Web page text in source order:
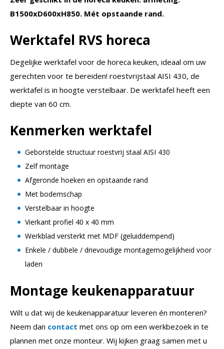
B1500xD600xH850. Mét opstaande rand.
Werktafel RVS horeca
Degelijke werktafel voor de horeca keuken, ideaal om uw
gerechten voor te bereiden! roestvrijstaal AISI 430, de
werktafel is in hoogte verstelbaar. De werktafel heeft een
diepte van 60 cm.
Kenmerken werktafel
Geborstelde structuur roestvrij staal AISI 430
Zelf montage
Afgeronde hoeken en opstaande rand
Met bodemschap
Verstelbaar in hoogte
Vierkant profiel 40 x 40 mm
Werkblad versterkt met MDF (geluiddempend)
Enkele / dubbele / drievoudige montagemogelijkheid voor
laden
Montage keukenapparatuur
Wilt u dat wij de keukenapparatuur leveren én monteren?
Neem dan contact met ons op om een werkbezoek in te
plannen met onze monteur. Wij kijken graag samen met u